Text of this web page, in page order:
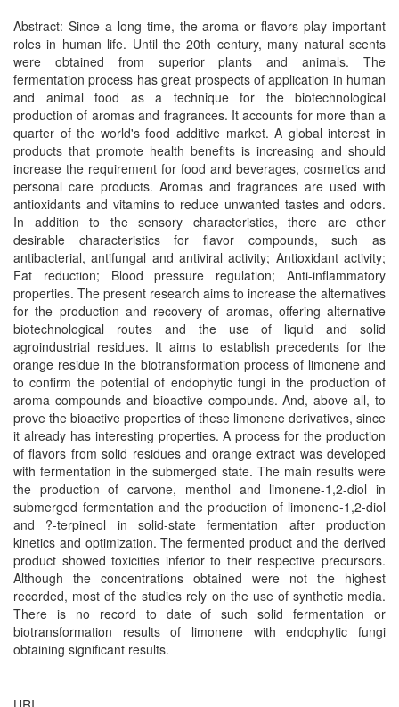
Abstract: Since a long time, the aroma or flavors play important
roles in human life. Until the 20th century, many natural scents
were obtained from superior plants and animals. The
fermentation process has great prospects of application in human
and animal food as a technique for the biotechnological
production of aromas and fragrances. It accounts for more than a
quarter of the world's food additive market. A global interest in
products that promote health benefits is increasing and should
increase the requirement for food and beverages, cosmetics and
personal care products. Aromas and fragrances are used with
antioxidants and vitamins to reduce unwanted tastes and odors.
In addition to the sensory characteristics, there are other
desirable characteristics for flavor compounds, such as
antibacterial, antifungal and antiviral activity; Antioxidant activity;
Fat reduction; Blood pressure regulation; Anti-inflammatory
properties. The present research aims to increase the alternatives
for the production and recovery of aromas, offering alternative
biotechnological routes and the use of liquid and solid
agroindustrial residues. It aims to establish precedents for the
orange residue in the biotransformation process of limonene and
to confirm the potential of endophytic fungi in the production of
aroma compounds and bioactive compounds. And, above all, to
prove the bioactive properties of these limonene derivatives, since
it already has interesting properties. A process for the production
of flavors from solid residues and orange extract was developed
with fermentation in the submerged state. The main results were
the production of carvone, menthol and limonene-1,2-diol in
submerged fermentation and the production of limonene-1,2-diol
and ?-terpineol in solid-state fermentation after production
kinetics and optimization. The fermented product and the derived
product showed toxicities inferior to their respective precursors.
Although the concentrations obtained were not the highest
recorded, most of the studies rely on the use of synthetic media.
There is no record to date of such solid fermentation or
biotransformation results of limonene with endophytic fungi
obtaining significant results.